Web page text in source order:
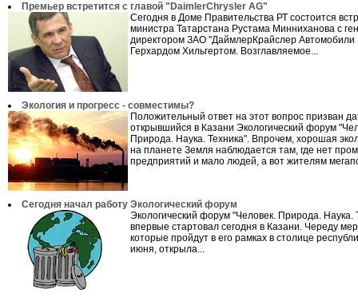
Премьер встретится с главой "DaimlerChrysler AG"
Сегодня в Доме Правительства РТ состоится
министра Татарстана Рустама Минниханова с
директором ЗАО "ДаймлерКрайслер
Герхардом Хильгертом. Возглавляемое...
Экология и прогресс - совместимы?
Положительный ответ на этот вопрос призван
открывшийся в Казани Экологический форум
Природа. Наука. Техника". Впрочем, хорошая
на планете Земля наблюдается там, где нет
предприятий и мало людей, а вот жителям
Сегодня начал работу Экологический форум
Экологический форум "Человек. Природа. Наука.
впервые стартовал сегодня в Казани. Череду
которые пройдут в его рамках в столице
июня, открыла...